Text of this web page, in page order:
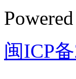
闽ICP